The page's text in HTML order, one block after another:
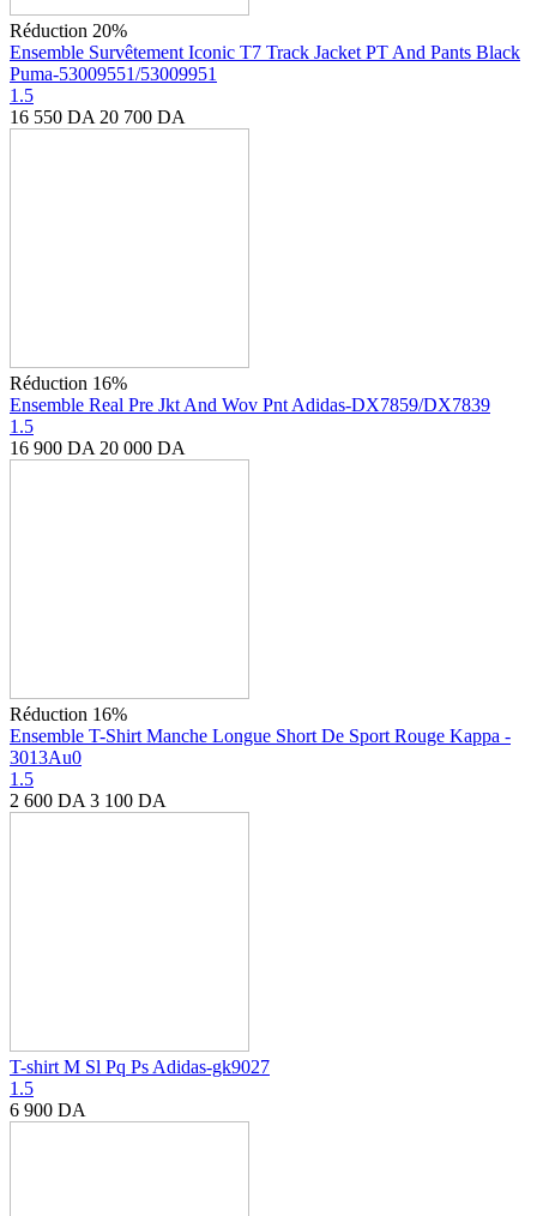
Réduction 20%
Ensemble Survêtement Iconic T7 Track Jacket PT And Pants Black
Puma-53009551/53009951
1.5
16 550 DA 20 700 DA
Réduction 16%
Ensemble Real Pre Jkt And Wov Pnt Adidas-DX7859/DX7839
1.5
16 900 DA 20 000 DA
Réduction 16%
Ensemble T-Shirt Manche Longue Short De Sport Rouge Kappa -
3013Au0
1.5
2 600 DA 3 100 DA
T-shirt M Sl Pq Ps Adidas-gk9027
1.5
6 900 DA